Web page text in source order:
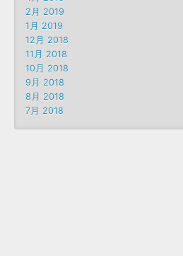
2月 2019
1月 2019
12月 2018
11月 2018
10月 2018
9月 2018
8月 2018
7月 2018